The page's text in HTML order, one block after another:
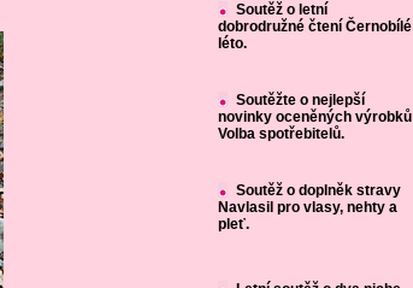
Soutěž o letní
dobrodružné čtení Černobílé
léto.
Soutěžte o nejlepší
novinky oceněných výrobků
Volba spotřebitelů.
Soutěž o doplněk stravy
Navlasil pro vlasy, nehty a
pleť.